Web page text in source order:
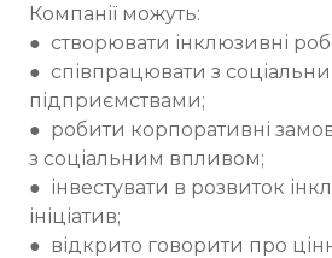
Компанії можуть:
● створювати інклюзивні
● співпрацювати з
підприємствами;
● робити корпоративні
з соціальним впливом;
● інвестувати в розвиток
ініціатив;
● відкрито говорити про